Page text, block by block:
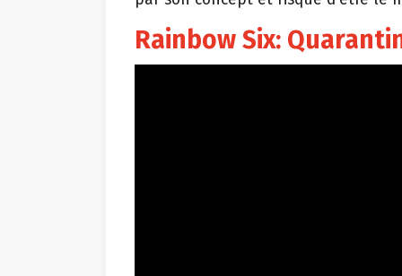
Rainbow Six: